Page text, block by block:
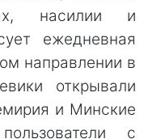
насилии и
ежедневная
направлении в
открывали
и Минские
с